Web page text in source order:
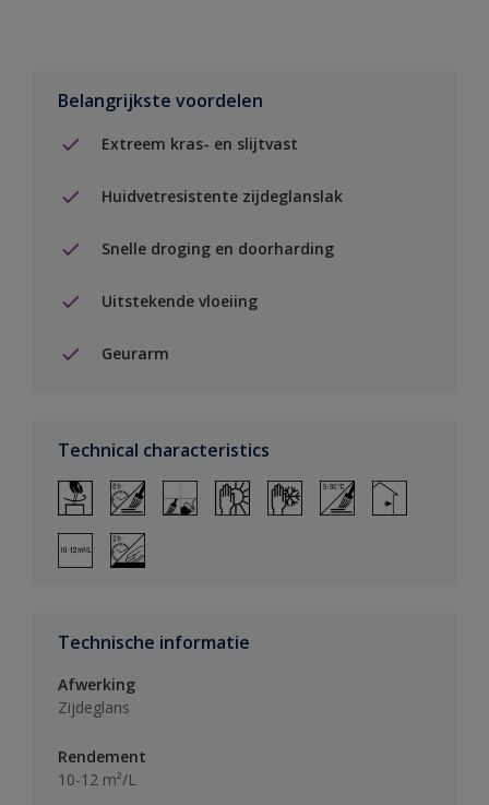
Belangrijkste voordelen
Extreem kras- en slijtvast
Huidvetresistente zijdeglanslak
Snelle droging en doorharding
Uitstekende vloeiing
Geurarm
Technical characteristics
Technische informatie
Afwerking
Zijdeglans
Rendement
10-12 m²/L